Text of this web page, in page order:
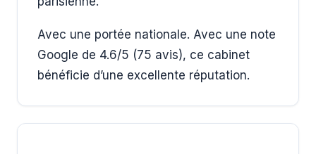
Avec une portée nationale. Avec une note
Google de 4.6/5 (75 avis), ce cabinet
bénéficie d’une excellente réputation.